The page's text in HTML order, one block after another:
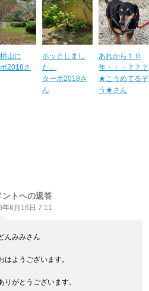
山に
2018さ
ホッとしまし
た。
ターボ2018さ
ん
あれから１０
年・・・？？？
★こうめてるぞ
う★さん
ントへの返答
年6月16日 7:11
んみみさん
はようございます。
りがとうございます。